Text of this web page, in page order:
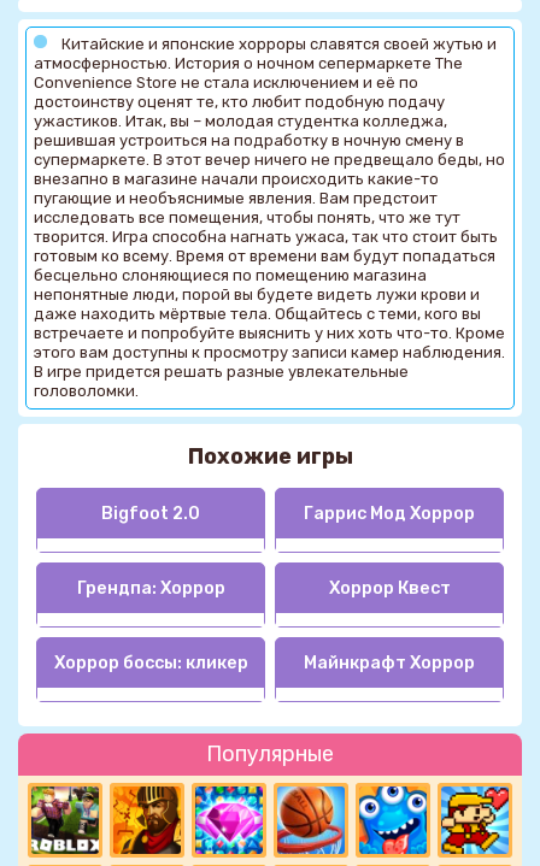
Популярные
Китайские и японские хорроры славятся своей жутью и
атмосферностью. История о ночном сепермаркете The
Convenience Store не стала исключением и её по
достоинству оценят те, кто любит подобную подачу
ужастиков. Итак, вы – молодая студентка колледжа,
решившая устроиться на подработку в ночную смену в
супермаркете. В этот вечер ничего не предвещало беды, но
внезапно в магазине начали происходить какие-то
пугающие и необъяснимые явления. Вам предстоит
исследовать все помещения, чтобы понять, что же тут
творится. Игра способна нагнать ужаса, так что стоит быть
готовым ко всему. Время от времени вам будут попадаться
бесцельно слоняющиеся по помещению магазина
непонятные люди, порой вы будете видеть лужи крови и
даже находить мёртвые тела. Общайтесь с теми, кого вы
встречаете и попробуйте выяснить у них хоть что-то. Кроме
этого вам доступны к просмотру записи камер наблюдения.
В игре придется решать разные увлекательные
головоломки.
Похожие игры
Bigfoot 2.0 Гаррис Мод Хоррор
Грендпа: Хоррор Хоррор Квест
Хоррор боссы: кликер Майнкрафт Хоррор